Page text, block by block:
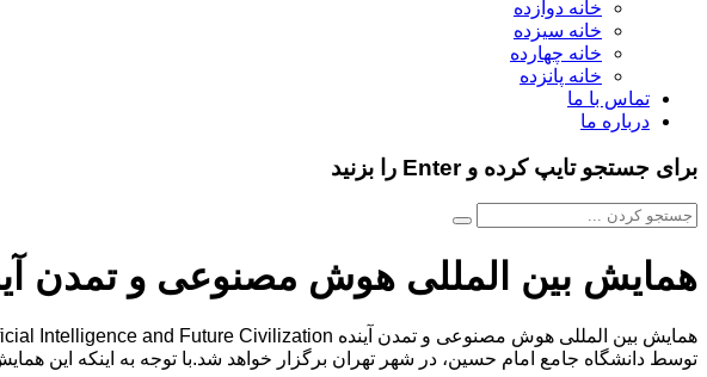
خانه دوازده
خانه سیزده
خانه چهارده
خانه پانزده
تماس با ما
درباره ما
برای جستجو تایپ کرده و Enter را بزنید
همایش بین المللی هوش مصنوعی و تمدن
توسط دانشگاه جامع امام حسین، در شهر تهران برگزار خواهد شد.با توجه به اینکه این